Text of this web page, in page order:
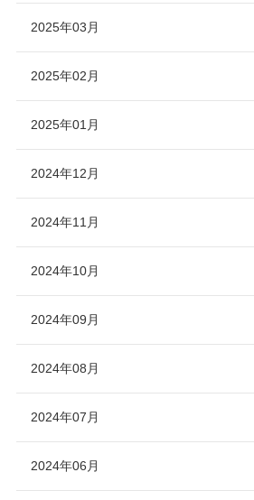
2025年03月
2025年02月
2025年01月
2024年12月
2024年11月
2024年10月
2024年09月
2024年08月
2024年07月
2024年06月